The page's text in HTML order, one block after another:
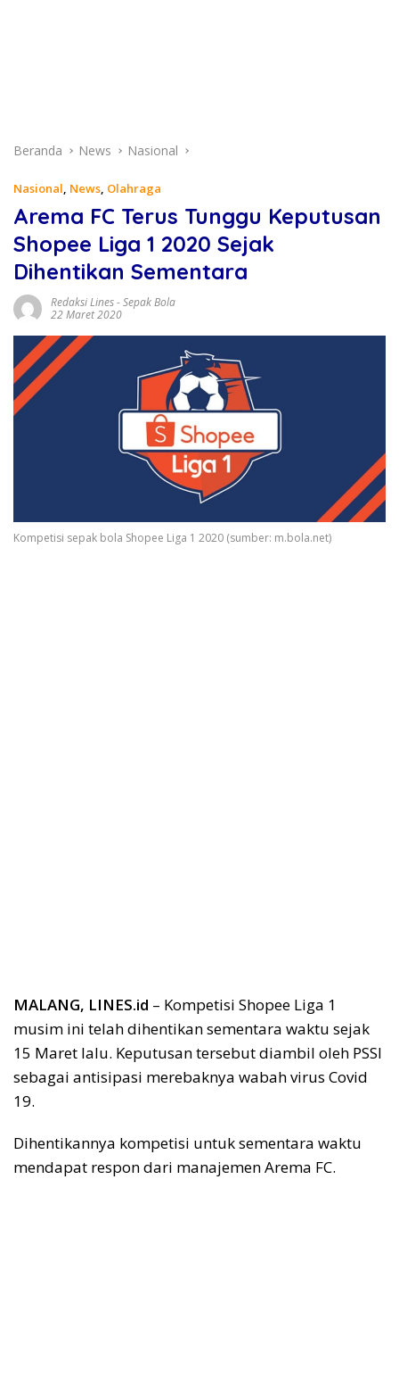
Beranda News Nasional
Nasional, News, Olahraga
Arema FC Terus Tunggu Keputusan
Shopee Liga 1 2020 Sejak
Dihentikan Sementara
Redaksi Lines-Sepak Bola
22 Maret 2020
Kompetisi sepak bola Shopee Liga 1 2020 (sumber: m.bola.net)
MALANG, LINES.id – Kompetisi Shopee Liga 1
musim ini telah dihentikan sementara waktu sejak
15 Maret lalu. Keputusan tersebut diambil oleh PSSI
sebagai antisipasi merebaknya wabah virus Covid
19.
Dihentikannya kompetisi untuk sementara waktu
mendapat respon dari manajemen Arema FC.